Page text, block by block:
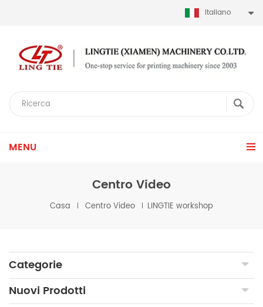
Italiano
MENU
Centro Video
Casa Centro Video LINGTIE workshop
Categorie
Nuovi Prodotti